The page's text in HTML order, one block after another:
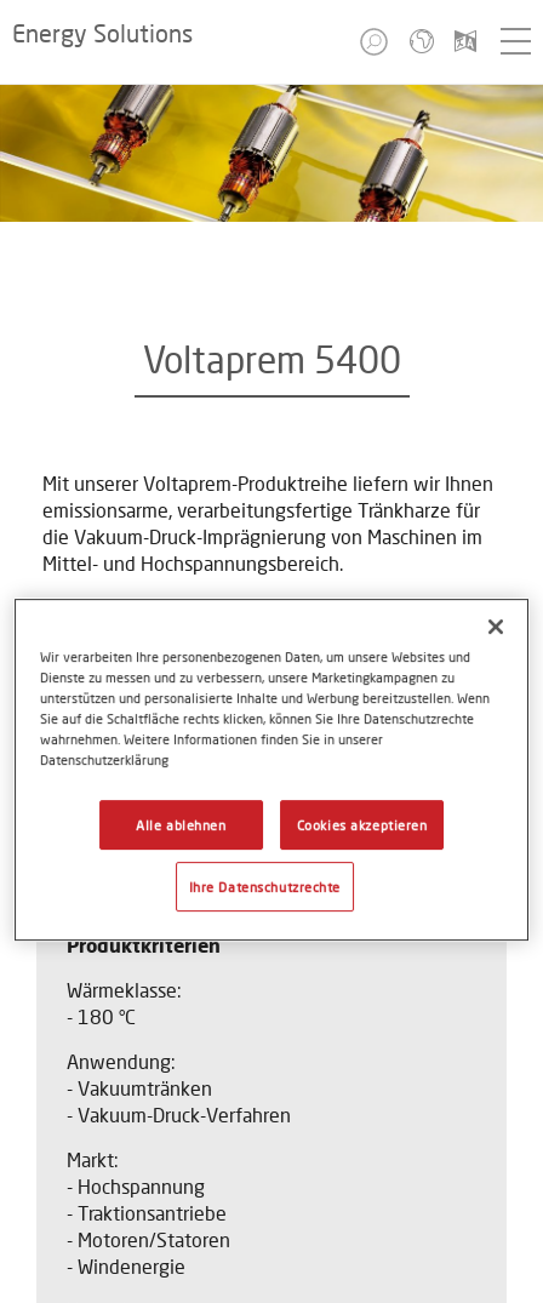
Energy Solutions
Voltaprem 5400
Mit unserer Voltaprem-Produktreihe liefern wir Ihnen
emissionsarme, verarbeitungsfertige Tränkharze für
die Vakuum-Druck-Imprägnierung von Maschinen im
Mittel- und Hochspannungsbereich.
Voltaprem 5400 erfüllt
Verordnung (EG) Nr. 1907/2006 (REACH)
- inklusive Anhang XIV (SVHC's, PBT/vPvB)
- inklusive Anhang XVII und Verordnung (EU) Nr.
2017/1000 (PFOA)
Verordnung (EU) 2019/1021 (Persistente organische
Schadstoffe)
Produktkriterien
Wärmeklasse:
- 180 °C
Anwendung:
- Vakuumtränken
- Vakuum-Druck-Verfahren
Markt:
- Hochspannung
- Traktionsantriebe
- Motoren/Statoren
- Windenergie
Wir verarbeiten Ihre personenbezogenen Daten, um unsere Websites und
Dienste zu messen und zu verbessern, unsere Marketingkampagnen zu
unterstützen und personalisierte Inhalte und Werbung bereitzustellen. Wenn
Sie auf die Schaltfläche rechts klicken, können Sie Ihre Datenschutzrechte
wahrnehmen. Weitere Informationen finden Sie in unserer
Datenschutzerklärung
Alle ablehnen Cookies akzeptieren
Ihre Datenschutzrechte